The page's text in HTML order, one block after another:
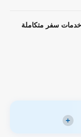
سفر متكاملة
+